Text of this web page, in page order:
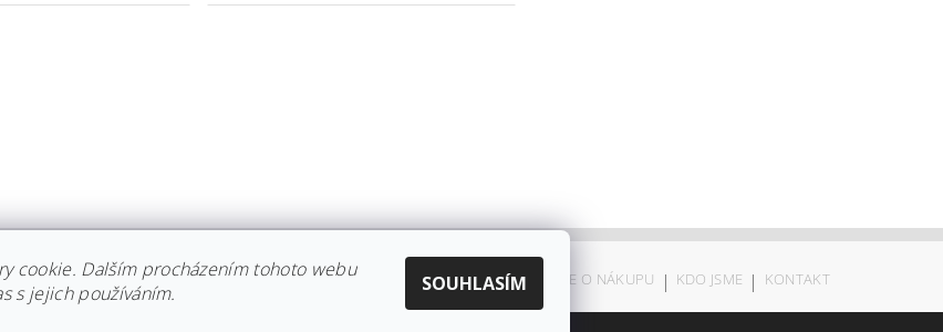
| KOLEKCE STELTON | DISTRIBUCE IITTALA | REKLAMACE/ODSTOUPENÍ VŠE O NÁKUPU | KDO JSME | KONTAKT
cookie. Dalším procházením tohoto webu
s jejich používáním.
SOUHLASÍM